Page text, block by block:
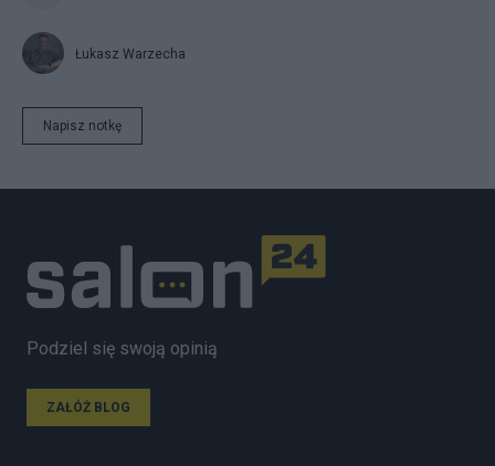
Łukasz Warzecha
Napisz notkę
Podziel się swoją opinią
ZAŁÓŻ BLOG